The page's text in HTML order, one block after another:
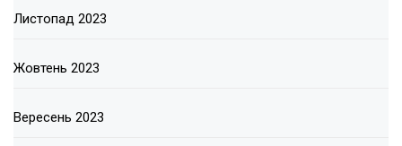
Листопад 2023
Жовтень 2023
Вересень 2023